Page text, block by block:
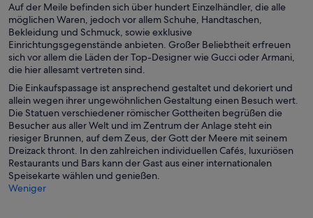
Auf der Meile befinden sich über hundert Einzelhändler, die alle
möglichen Waren, jedoch vor allem Schuhe, Handtaschen,
Bekleidung und Schmuck, sowie exklusive
Einrichtungsgegenstände anbieten. Großer Beliebtheit erfreuen
sich vor allem die Läden der Top-Designer wie Gucci oder Armani,
die hier allesamt vertreten sind.
Die Einkaufspassage ist ansprechend gestaltet und dekoriert und
allein wegen ihrer ungewöhnlichen Gestaltung einen Besuch wert.
Die Statuen verschiedener römischer Gottheiten begrüßen die
Besucher aus aller Welt und im Zentrum der Anlage steht ein
riesiger Brunnen, auf dem Zeus, der Gott der Meere mit seinem
Dreizack thront. In den zahlreichen individuellen Cafés, luxuriösen
Restaurants und Bars kann der Gast aus einer internationalen
Speisekarte wählen und genießen.
Weniger